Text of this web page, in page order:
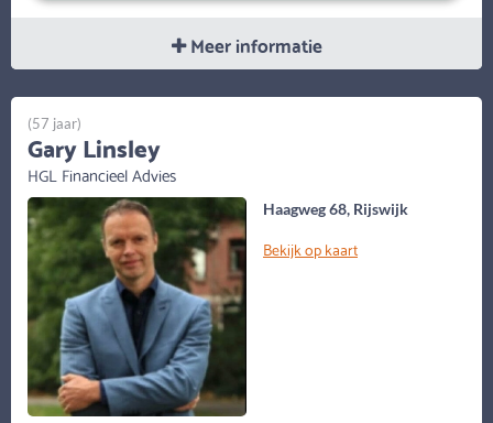
Meer informatie
Haagweg 68, Rijswijk
Bekijk op kaart
(57 jaar)
Gary Linsley
HGL Financieel Advies